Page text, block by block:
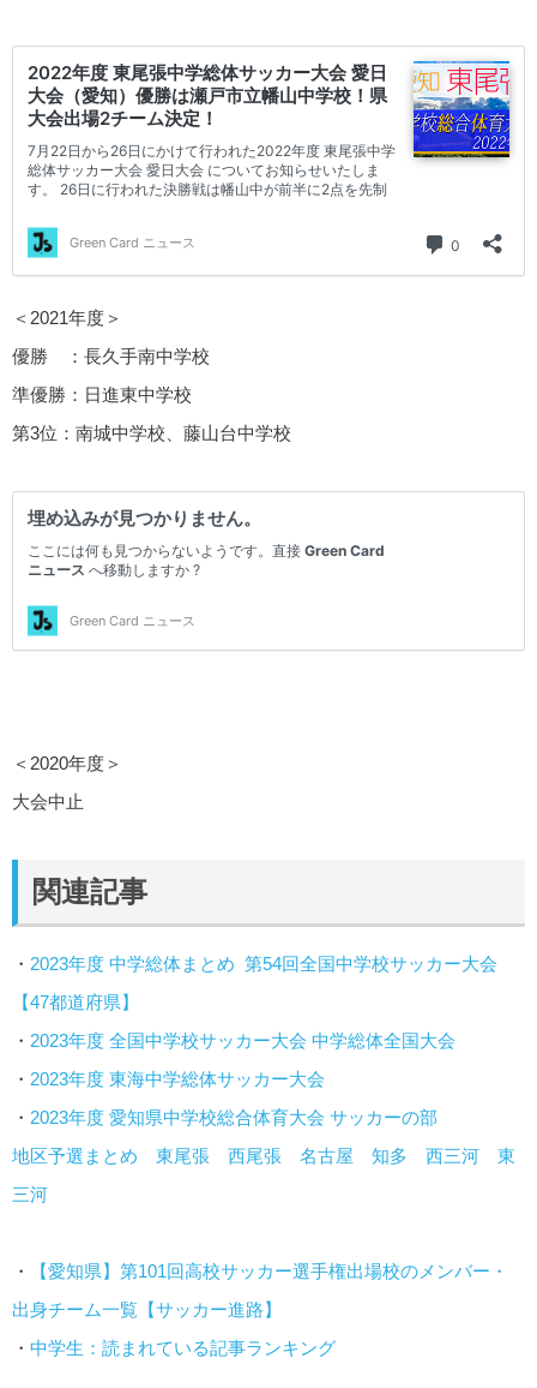
＜2021年度＞
優勝 ：長久手南中学校
準優勝：日進東中学校
第3位：南城中学校、藤山台中学校
＜2020年度＞
大会中止
関連記事
・ 2023年度 中学総体まとめ 第54回全国中学校サッカー大会
【47都道府県】
・ 2023年度 全国中学校サッカー大会 中学総体全国大会
・ 2023年度 東海中学総体サッカー大会
・ 2023年度 愛知県中学校総合体育大会 サッカーの部
地区予選まとめ
東尾張 西尾張 名古屋 知多 西三河
東
三河
・
【愛知県】第101回高校サッカー選手権出場校のメンバー・
出身チーム一覧【サッカー進路】
・ 中学生：読まれている記事ランキング